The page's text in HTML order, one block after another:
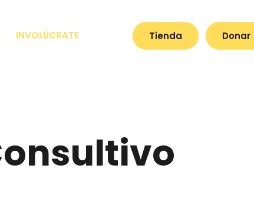
INVOLÚCRATE Tienda Donar